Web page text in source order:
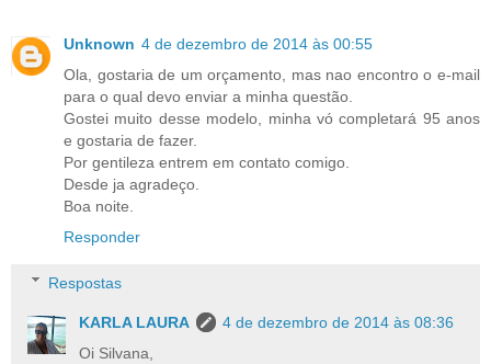
Unknown 4 de dezembro de 2014 às 00:55
Ola, gostaria de um orçamento, mas nao encontro o e-mail
para o qual devo enviar a minha questão.
Gostei muito desse modelo, minha vó completará 95 anos
e gostaria de fazer.
Por gentileza entrem em contato comigo.
Desde ja agradeço.
Boa noite.
Responder
Respostas
KARLA LAURA
4 de dezembro de 2014 às 08:36
Oi Silvana,